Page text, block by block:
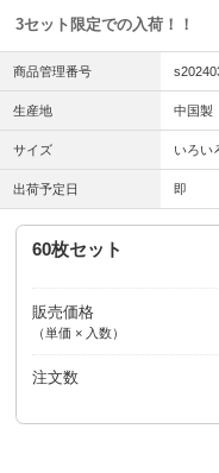
3セット限定での入荷！！
商品管理番号
生産地 中国製
サイズ いろい
出荷予定日 即
60枚セット
販売価格
（単価 × 入数）
注文数